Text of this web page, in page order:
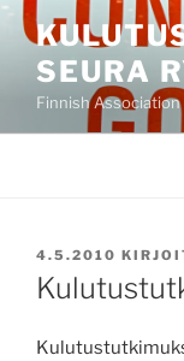
Siirry
sisältöön
SEURA
Finnish
JULKAISTU
4.5.2010